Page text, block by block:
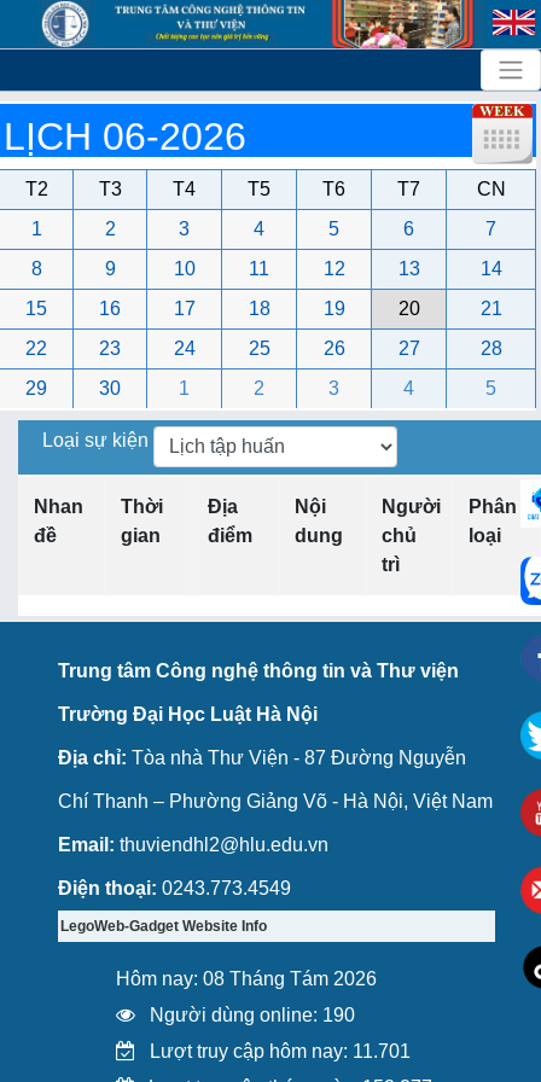
LỊCH 06-2026
T2 T3 T4 T5 T6 T7
CN
1
2 3 4 5 6
7
8
9 10 11 12 13
14
15
16 17 18 19 20
21
22
23 24 25 26 27
28
29
30 1 2 3 4 5
Loại sự kiện
Nhan
đề
Thời
gian
Địa
điểm
Nội
dung
Người
chủ
trì
Phân
loại
Trung tâm Công nghệ thông tin và Thư viện
Trường Đại Học Luật Hà Nội
Địa chỉ: Tòa nhà Thư Viện - 87 Đường Nguyễn
Chí Thanh – Phường Giảng Võ - Hà Nội, Việt Nam
Email: thuviendhl2@hlu.edu.vn
Điện thoại: 0243.773.4549
LegoWeb-Gadget Website Info
Hôm nay: 08 Tháng Tám 2026
Người dùng online: 190
Lượt truy cập hôm nay: 11.701